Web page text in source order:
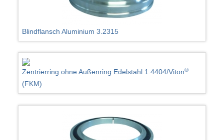
Blindflansch Aluminium 3.2315
Zentrierring ohne Außenring Edelstahl 1.4404/Viton®
(FKM)